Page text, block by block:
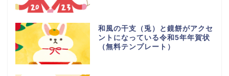
和風の干支（兎）と鏡餅がアクセ
ントになっている令和5年年賀状
（無料テンプレート）